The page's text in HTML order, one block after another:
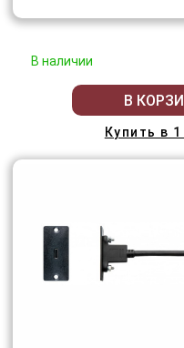
В наличии
В
Купить в